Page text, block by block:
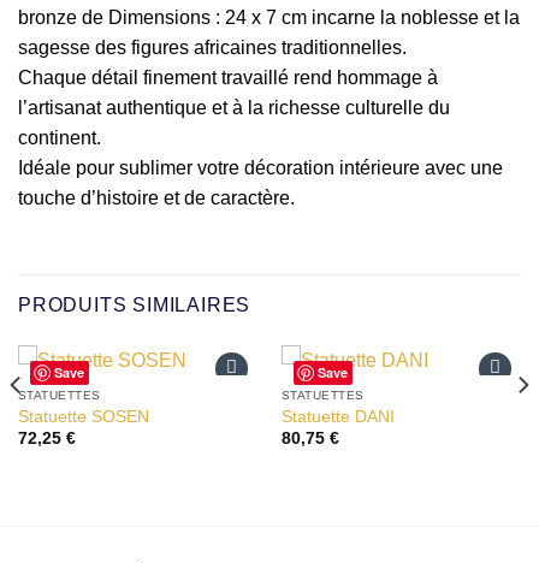
bronze de Dimensions : 24 x 7 cm incarne la noblesse et la
sagesse des figures africaines traditionnelles.
Chaque détail finement travaillé rend hommage à
l’artisanat authentique et à la richesse culturelle du
continent.
Idéale pour sublimer votre décoration intérieure avec une
touche d’histoire et de caractère.
PRODUITS SIMILAIRES
Save
STATUETTES
Statuette SOSEN
72,25 €
Save
STATUETTES
Statuette DANI
80,75 €